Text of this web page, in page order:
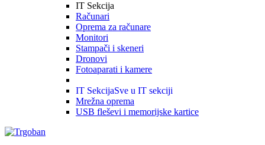
IT Sekcija
Računari
Oprema za računare
Monitori
Stampači i skeneri
Dronovi
Fotoaparati i kamere
IT SekcijaSve u IT sekciji
Mrežna oprema
USB fleševi i memorijske kartice